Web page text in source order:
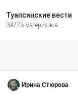
Туапсинские вести
39773 материалов
Ирина Стюрова